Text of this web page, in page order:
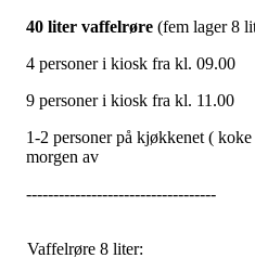
40 liter vaffelrøre (fem lager 8
4 personer i kiosk fra kl. 09.00
9 personer i kiosk fra kl. 11.00
1-2 personer på kjøkkenet (
morgen av
-----------------------------------
Vaffelrøre 8 liter: